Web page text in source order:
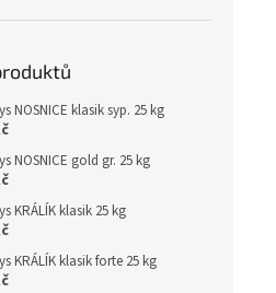
NOSNICE klasik syp. 25 kg
NOSNICE gold gr. 25 kg
KRÁLÍK klasik 25 kg
KRÁLÍK klasik forte 25 kg